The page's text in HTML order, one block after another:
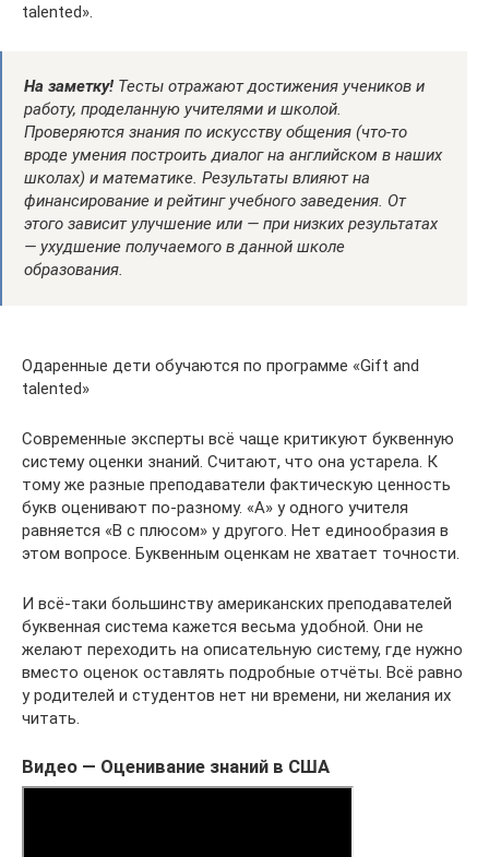
talented».
На заметку! Тесты отражают достижения учеников и
работу, проделанную учителями и школой.
Проверяются знания по искусству общения (что-то
вроде умения построить диалог на английском в наших
школах) и математике. Результаты влияют на
финансирование и рейтинг учебного заведения. От
этого зависит улучшение или — при низких результатах
— ухудшение получаемого в данной школе
образования.
Одаренные дети обучаются по программе «Gift and
talented»
Современные эксперты всё чаще критикуют буквенную
систему оценки знаний. Считают, что она устарела. К
тому же разные преподаватели фактическую ценность
букв оценивают по-разному. «А» у одного учителя
равняется «B с плюсом» у другого. Нет единообразия в
этом вопросе. Буквенным оценкам не хватает точности.
И всё-таки большинству американских преподавателей
буквенная система кажется весьма удобной. Они не
желают переходить на описательную систему, где нужно
вместо оценок оставлять подробные отчёты. Всё равно
у родителей и студентов нет ни времени, ни желания их
читать.
Видео — Оценивание знаний в США